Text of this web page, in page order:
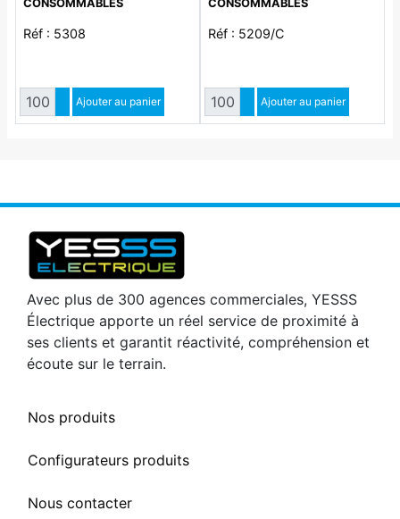
CONSOMMABLES
Réf : 5308
QuantitéAugmenter quantité
Diminuer quantité
Ajouter au panier
CONSOMMABLES
Réf : 5209/C
QuantitéAugmenter quantité
Diminuer quantité
Ajouter au panier
Avec plus de 300 agences commerciales, YESSS
Électrique apporte un réel service de proximité à
ses clients et garantit réactivité, compréhension et
écoute sur le terrain.
Nos produits
Configurateurs produits
Nous contacter